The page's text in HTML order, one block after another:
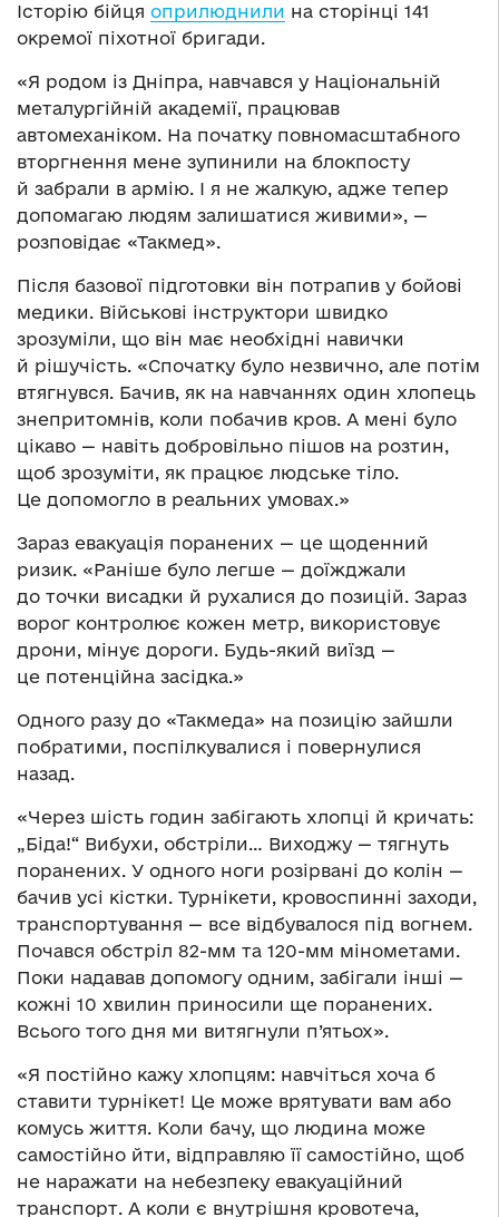
Історію бійця оприлюднили на сторінці 141
окремої піхотної бригади.
«Я родом із Дніпра, навчався у Національній
металургійній академії, працював
автомеханіком. На початку повномасштабного
вторгнення мене зупинили на блокпосту
й забрали в армію. І я не жалкую, адже тепер
допомагаю людям залишатися живими», —
розповідає «Такмед».
Після базової підготовки він потрапив у бойові
медики. Військові інструктори швидко
зрозуміли, що він має необхідні навички
й рішучість. «Спочатку було незвично, але потім
втягнувся. Бачив, як на навчаннях один хлопець
знепритомнів, коли побачив кров. А мені було
цікаво — навіть добровільно пішов на розтин,
щоб зрозуміти, як працює людське тіло.
Це допомогло в реальних умовах.»
Зараз евакуація поранених — це щоденний
ризик. «Раніше було легше — доїжджали
до точки висадки й рухалися до позицій. Зараз
ворог контролює кожен метр, використовує
дрони, мінує дороги. Будь-який виїзд —
це потенційна засідка.»
Одного разу до «Такмеда» на позицію зайшли
побратими, поспілкувалися і повернулися
назад.
«Через шість годин забігають хлопці й кричать:
„Біда!“ Вибухи, обстріли… Виходжу — тягнуть
поранених. У одного ноги розірвані до колін —
бачив усі кістки. Турнікети, кровоспинні заходи,
транспортування — все відбувалося під вогнем.
Почався обстріл 82-мм та 120-мм мінометами.
Поки надавав допомогу одним, забігали інші —
кожні 10 хвилин приносили ще поранених.
Всього того дня ми витягнули п’ятьох».
«Я постійно кажу хлопцям: навчіться хоча б
ставити турнікет! Це може врятувати вам або
комусь життя. Коли бачу, що людина може
самостійно йти, відправляю її самостійно, щоб
не наражати на небезпеку евакуаційний
транспорт. А коли є внутрішня кровотеча,